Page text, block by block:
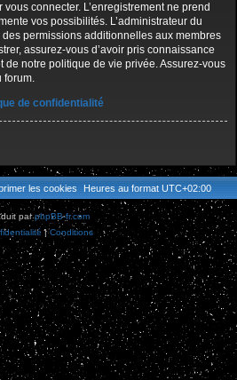
connecter. L’enregistrement ne prend
vos possibilités. L’administrateur du
permissions additionnelles aux membres
assurez-vous d’avoir pris connaissance
de notre politique de vie privée. Assurez-vous
forum.
de confidentialité
Heures au format UTC+02:00
les cookies
parphpBB-fr.com
|Conditions